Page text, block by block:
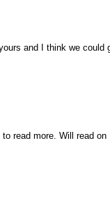
and I think we could
read more. Will read on